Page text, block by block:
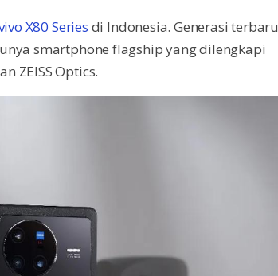
X80 Series di Indonesia. Generasi terbaru
smartphone flagship yang dilengkapi
ZEISS Optics.